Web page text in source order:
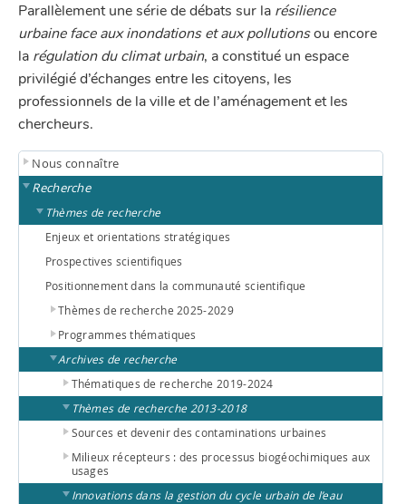
Parallèlement une série de débats sur la résilience
urbaine face aux inondations et aux pollutionsou encore
la régulation du climat urbain, a constitué un espace
privilégié d’échanges entre les citoyens, les
professionnels de la ville et de l’aménagement et les
chercheurs.
Nous connaître
Recherche
Thèmes de recherche
Enjeux et orientations stratégiques
Prospectives scientifiques
Positionnement dans la communauté scientifique
Thèmes de recherche 2025-2029
Programmes thématiques
Archives de recherche
Thématiques de recherche 2019-2024
Thèmes de recherche 2013-2018
Sources et devenir des contaminations urbaines
Milieux récepteurs : des processus biogéochimiques aux
usages
Innovations dans la gestion du cycle urbain de l’eau